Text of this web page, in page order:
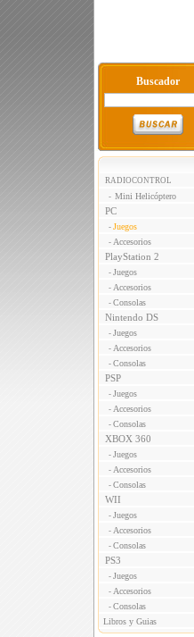
Buscador
RADIOCONTROL
- Mini Helicóptero
PC
- Juegos
- Accesorios
PlayStation 2
- Juegos
- Accesorios
- Consolas
Nintendo DS
- Juegos
- Accesorios
- Consolas
PSP
- Juegos
- Accesorios
- Consolas
XBOX 360
- Juegos
- Accesorios
- Consolas
WII
- Juegos
- Accesorios
- Consolas
PS3
- Juegos
- Accesorios
- Consolas
Libros y Guias